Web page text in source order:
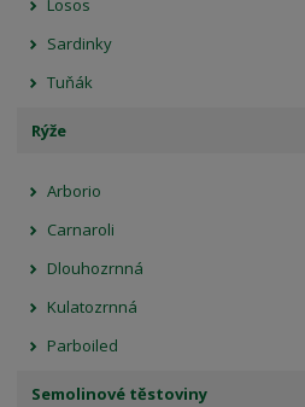
Losos
Sardinky
Tuňák
Rýže
Arborio
Carnaroli
Dlouhozrnná
Kulatozrnná
Parboiled
Semolinové těstoviny